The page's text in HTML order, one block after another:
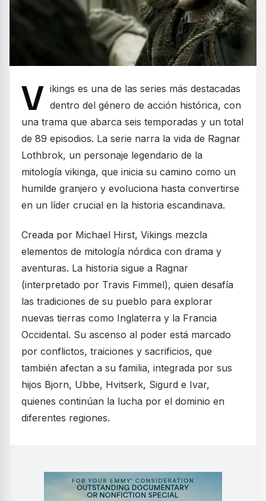
V ikings es una de las series más destacadas
dentro del género de acción histórica, con
una trama que abarca seis temporadas y un total
de 89 episodios. La serie narra la vida de Ragnar
Lothbrok, un personaje legendario de la
mitología vikinga, que inicia su camino como un
humilde granjero y evoluciona hasta convertirse
en un líder crucial en la historia escandinava.
Creada por Michael Hirst, Vikings mezcla
elementos de mitología nórdica con drama y
aventuras. La historia sigue a Ragnar
(interpretado por Travis Fimmel), quien desafía
las tradiciones de su pueblo para explorar
nuevas tierras como Inglaterra y la Francia
Occidental. Su ascenso al poder está marcado
por conflictos, traiciones y sacrificios, que
también afectan a su familia, integrada por sus
hijos Bjorn, Ubbe, Hvitserk, Sigurd e Ivar,
quienes continúan la lucha por el dominio en
diferentes regiones.